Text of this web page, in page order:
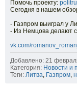
Помочь проекту:
Сегодня в нашем
- Газпром выиграл у
- Из Немцова делают
vk.com/
Добавлено: 21
Категория: Новости и
Теги: Литва, Газпром,